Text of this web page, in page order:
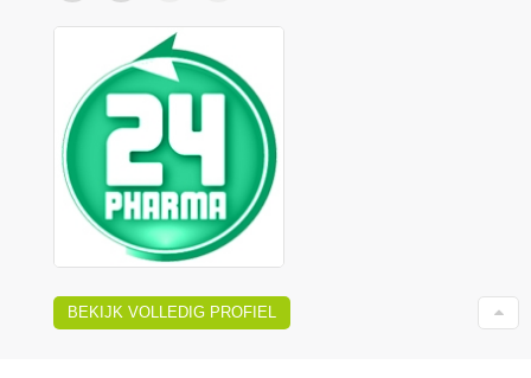
BEKIJK VOLLEDIG PROFIEL